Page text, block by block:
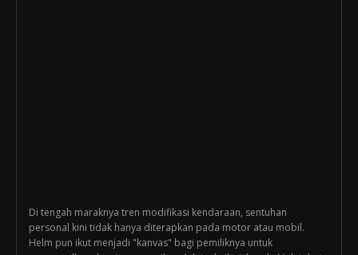
Di tengah maraknya tren modifikasi kendaraan, sentuhan
personal kini tidak hanya diterapkan pada motor atau mobil.
Helm pun ikut menjadi "kanvas" bagi pemiliknya untuk